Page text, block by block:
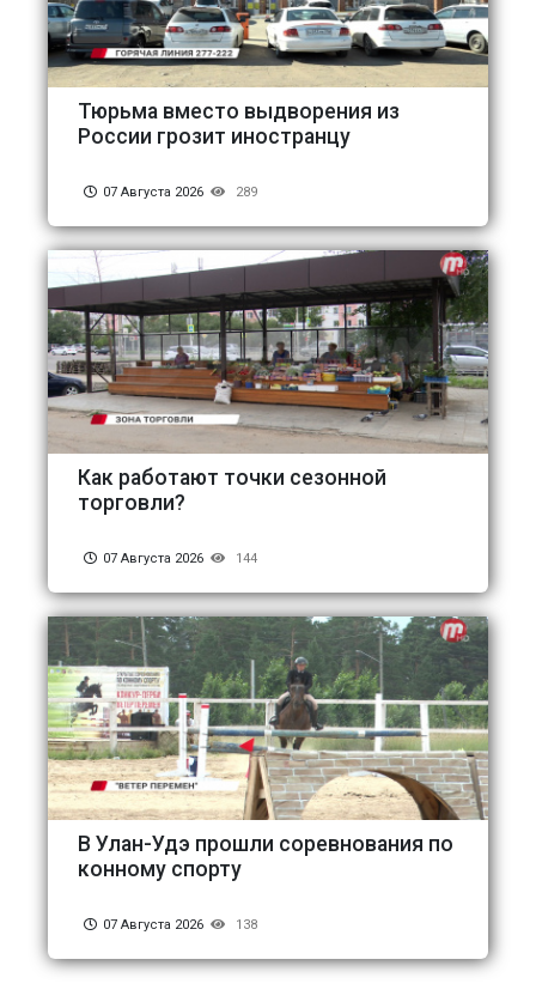
Тюрьма вместо выдворения из
России грозит иностранцу
07 Августа 2026 289
Как работают точки сезонной
торговли?
07 Августа 2026 144
В Улан-Удэ прошли соревнования по
конному спорту
07 Августа 2026 138